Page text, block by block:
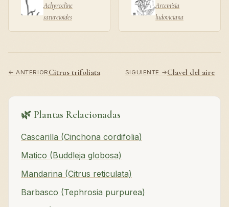
Achyrocline
satureioides
Artemisia
ludoviciana
← ANTERIOR Citrus trifoliata SIGUIENTE →Clavel del aire
🌿 Plantas Relacionadas
Cascarilla (Cinchona cordifolia)
Matico (Buddleja globosa)
Mandarina (Citrus reticulata)
Barbasco (Tephrosia purpurea)